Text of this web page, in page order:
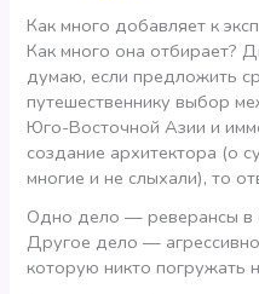
Как много добавляет к
Как много она отбирает?
думаю, если предложить
путешественнику выбор
Юго-Восточной Азии и
создание архитектора (о
многие и не слыхали), то
Одно дело — реверансы в
Другое дело —
которую никто погружать